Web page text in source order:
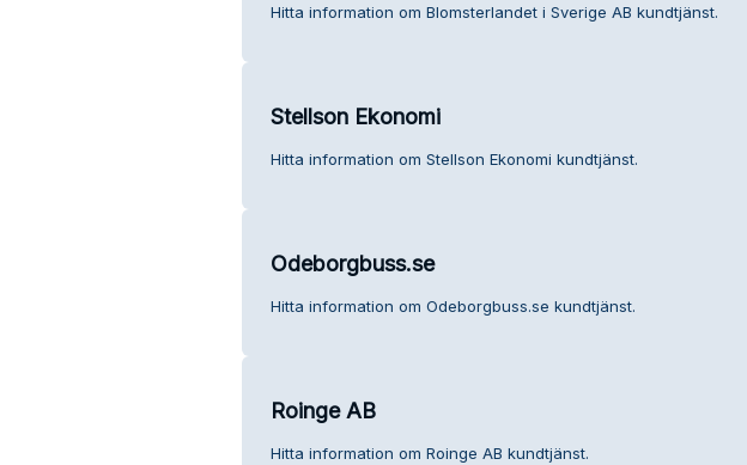
Hitta information om Blomsterlandet i Sverige AB kundtjänst.
Stellson Ekonomi
Hitta information om Stellson Ekonomi kundtjänst.
Odeborgbuss.se
Hitta information om Odeborgbuss.se kundtjänst.
Roinge AB
Hitta information om Roinge AB kundtjänst.